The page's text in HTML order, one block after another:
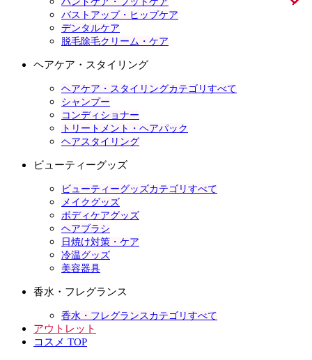
バストアップ・ヒップケア
デンタルケア
脱毛除毛クリーム・ケア
ヘアケア・スタイリング
ヘアケア・スタイリングカテゴリすべて
シャンプー
コンディショナー
トリートメント・ヘアパック
ヘアスタイリング
ビューティーグッズ
ビューティーグッズカテゴリすべて
メイクグッズ
ボディケアグッズ
ヘアブラシ
日焼け対策・ケア
冷温グッズ
美容器具
香水・フレグランス
香水・フレグランスカテゴリすべて
アウトレット
コスメ TOP